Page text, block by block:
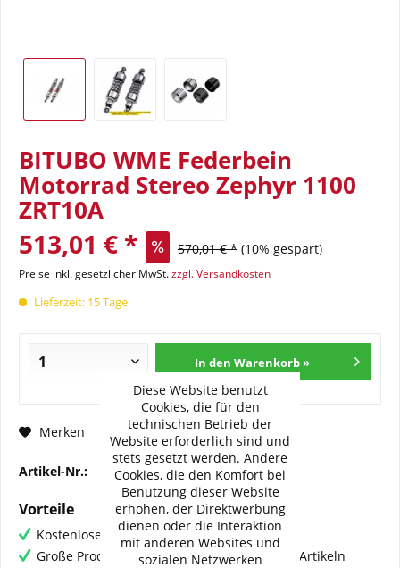
BITUBO WME Federbein
Motorrad Stereo Zephyr 1100
ZRT10A
513,01 € * 570,01 € * (10% gespart)
Preise inkl. gesetzlicher MwSt.zzgl. Versandkosten
Lieferzeit: 15 Tage
In den Warenkorb »
Merken Fragen zum Artikel?
Artikel-Nr.: BI-K0040-WME03
Vorteile
Kostenloser Versand ab € 60,- Bestellwert
Große Produktauswahl mit mehr als 80.000 Artikeln
Diese Website benutzt
Cookies, die für den
technischen Betrieb der
Website erforderlich sind und
stets gesetzt werden. Andere
Cookies, die den Komfort bei
Benutzung dieser Website
erhöhen, der Direktwerbung
dienen oder die Interaktion
mit anderen Websites und
sozialen Netzwerken